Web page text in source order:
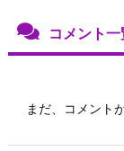
コメント一
まだ、コメント